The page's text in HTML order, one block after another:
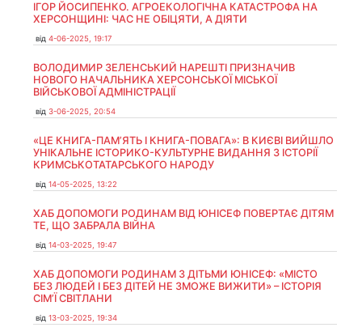
ІГОР ЙОСИПЕНКО. АГРОЕКОЛОГІЧНА КАТАСТРОФА НА
ХЕРСОНЩИНІ: ЧАС НЕ ОБІЦЯТИ, А ДІЯТИ
від 4-06-2025, 19:17
ВОЛОДИМИР ЗЕЛЕНСЬКИЙ НАРЕШТІ ПРИЗНАЧИВ
НОВОГО НАЧАЛЬНИКА ХЕРСОНСЬКОЇ МІСЬКОЇ
ВІЙСЬКОВОЇ АДМІНІСТРАЦІЇ
від 3-06-2025, 20:54
«ЦЕ КНИГА-ПАМ’ЯТЬ І КНИГА-ПОВАГА»: В КИЄВІ ВИЙШЛО
УНІКАЛЬНЕ ІСТОРИКО-КУЛЬТУРНЕ ВИДАННЯ З ІСТОРІЇ
КРИМСЬКОТАТАРСЬКОГО НАРОДУ
від 14-05-2025, 13:22
ХАБ ДОПОМОГИ РОДИНАМ ВІД ЮНІСЕФ ПОВЕРТАЄ ДІТЯМ
ТЕ, ЩО ЗАБРАЛА ВІЙНА
від 14-03-2025, 19:47
ХАБ ДОПОМОГИ РОДИНАМ З ДІТЬМИ ЮНІСЕФ: «МІСТО
БЕЗ ЛЮДЕЙ І БЕЗ ДІТЕЙ НЕ ЗМОЖЕ ВИЖИТИ» – ІСТОРІЯ
СІМʼЇ СВІТЛАНИ
від 13-03-2025, 19:34